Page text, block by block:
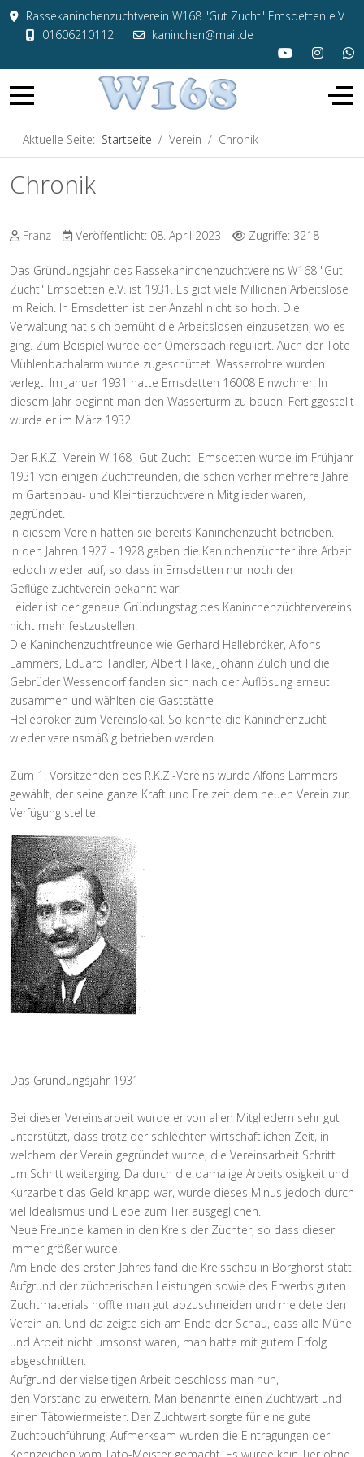
Rassekaninchenzuchtverein W168 "Gut Zucht" Emsdetten e.V.
01606210112
kaninchen@mail.de
Aktuelle Seite: Startseite Verein Chronik
Chronik
Franz Veröffentlicht: 08. April 2023 Zugriffe: 3218
Das Gründungsjahr des Rassekaninchenzuchtvereins W168 "Gut
Zucht" Emsdetten e.V. ist 1931. Es gibt viele Millionen Arbeitslose
im Reich. In Emsdetten ist der Anzahl nicht so hoch. Die
Verwaltung hat sich bemüht die Arbeitslosen einzusetzen, wo es
ging. Zum Beispiel wurde der Omersbach reguliert. Auch der Tote
Mühlenbachalarm wurde zugeschüttet. Wasserrohre wurden
verlegt. Im Januar 1931 hatte Emsdetten 16008 Einwohner. In
diesem Jahr beginnt man den Wasserturm zu bauen. Fertiggestellt
wurde er im März 1932.
Der R.K.Z.-Verein W 168 -Gut Zucht- Emsdetten wurde im Frühjahr
1931 von einigen Zuchtfreunden, die schon vorher mehrere Jahre
im Gartenbau- und Kleintierzuchtverein Mitglieder waren,
gegründet.
In diesem Verein hatten sie bereits Kaninchenzucht betrieben.
In den Jahren 1927 - 1928 gaben die Kaninchenzüchter ihre Arbeit
jedoch wieder auf, so dass in Emsdetten nur noch der
Geflügelzuchtverein bekannt war.
Leider ist der genaue Gründungstag des Kaninchenzüchtervereins
nicht mehr festzustellen.
Die Kaninchenzuchtfreunde wie Gerhard Hellebröker, Alfons
Lammers, Eduard Tändler, Albert Flake, Johann Zuloh und die
Gebrüder Wessendorf fanden sich nach der Auflösung erneut
zusammen und wählten die Gaststätte
Hellebröker zum Vereinslokal. So konnte die Kaninchenzucht
wieder vereinsmäßig betrieben werden.
Zum 1. Vorsitzenden des R.K.Z.-Vereins wurde Alfons Lammers
gewählt, der seine ganze Kraft und Freizeit dem neuen Verein zur
Verfügung stellte.
Das Gründungsjahr 1931
Bei dieser Vereinsarbeit wurde er von allen Mitgliedern sehr gut
unterstützt, dass trotz der schlechten wirtschaftlichen Zeit, in
welchem der Verein gegründet wurde, die Vereinsarbeit Schritt
um Schritt weiterging. Da durch die damalige Arbeitslosigkeit und
Kurzarbeit das Geld knapp war, wurde dieses Minus jedoch durch
viel Idealismus und Liebe zum Tier ausgeglichen.
Neue Freunde kamen in den Kreis der Züchter, so dass dieser
immer größer wurde.
Am Ende des ersten Jahres fand die Kreisschau in Borghorst statt.
Aufgrund der züchterischen Leistungen sowie des Erwerbs guten
Zuchtmaterials hoffte man gut abzuschneiden und meldete den
Verein an. Und da zeigte sich am Ende der Schau, dass alle Mühe
und Arbeit nicht umsonst waren, man hatte mit gutem Erfolg
abgeschnitten.
Aufgrund der vielseitigen Arbeit beschloss man nun,
den Vorstand zu erweitern. Man benannte einen Zuchtwart und
einen Tätowiermeister. Der Zuchtwart sorgte für eine gute
Zuchtbuchführung. Aufmerksam wurden die Eintragungen der